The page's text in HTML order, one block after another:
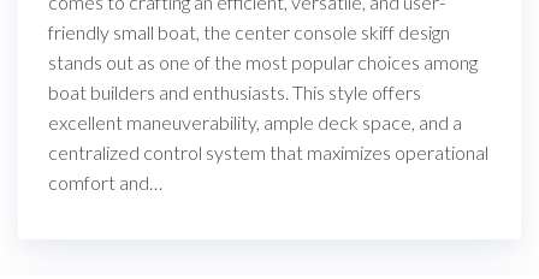
friendly small boat, the center console skiff design
stands out as one of the most popular choices among
boat builders and enthusiasts. This style offers
excellent maneuverability, ample deck space, and a
centralized control system that maximizes operational
comfort and…